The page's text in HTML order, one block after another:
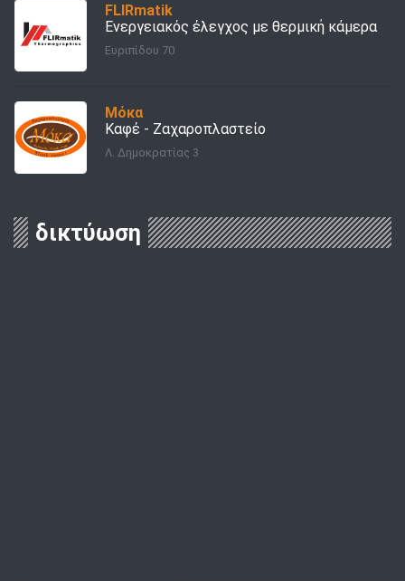
FLIRmatik
Ενεργειακός έλεγχος με θερμική κάμερα
Ευριπίδου 70
Μόκα
Καφέ - Ζαχαροπλαστείο
Λ. Δημοκρατίας 3
δικτύωση